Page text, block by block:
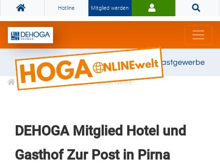
Hotline Mitglied werden
Gemeinsam stark für das Gastgewerbe
Informationen Branchen News
DEHOGA Mitglied Hotel und
Gasthof Zur Post in Pirna